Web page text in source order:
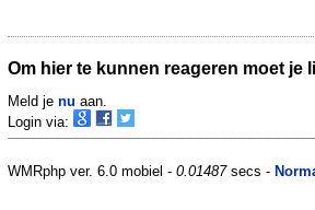
Om hier te kunnen reageren moet je
Meld je nu aan.
Login via:
WMRphp ver. 6.0 mobiel - 0.01487secs -